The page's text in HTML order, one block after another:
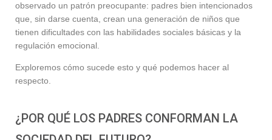
observado un patrón preocupante: padres bien intencionados
que, sin darse cuenta, crean una generación de niños que
tienen dificultades con las habilidades sociales básicas y la
regulación emocional.
Exploremos cómo sucede esto y qué podemos hacer al
respecto.
¿POR QUÉ LOS PADRES CONFORMAN LA